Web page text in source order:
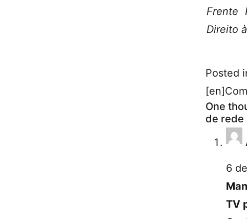
Frente
Direito
Posted
One
de rede
6
TV